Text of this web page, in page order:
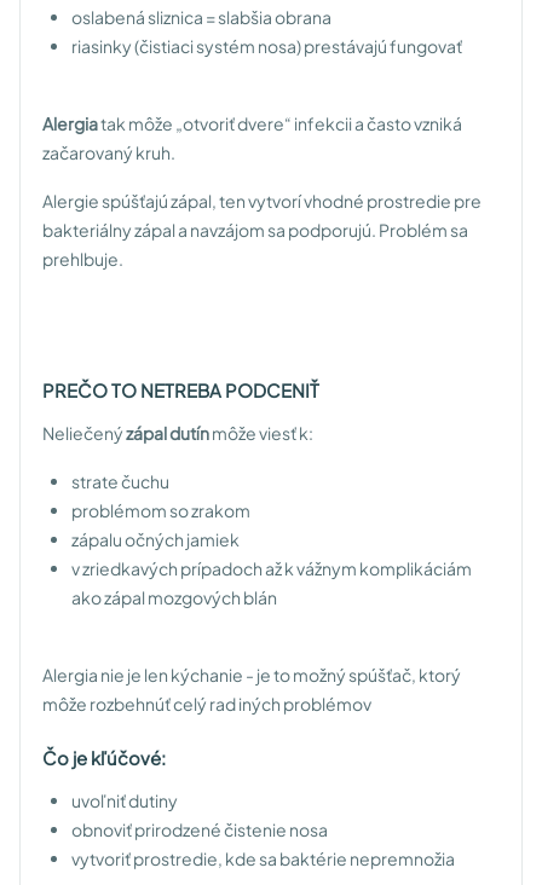
oslabená sliznica = slabšia obrana
riasinky (čistiaci systém nosa) prestávajú fungovať
Alergiatak môže „otvoriť dvere“ infekcii a často vzniká
začarovaný kruh.
Alergie spúšťajú zápal, ten vytvorí vhodné prostredie pre
bakteriálny zápal a navzájom sa podporujú. Problém sa
prehlbuje.
PREČO TO NETREBA PODCENIŤ
Neliečenýzápal dutínmôže viesť k:
strate čuchu
problémom so zrakom
zápalu očných jamiek
v zriedkavých prípadoch až k vážnym komplikáciám
ako zápal mozgových blán
Alergia nie je len kýchanie - je to možný spúšťač, ktorý
môže rozbehnúť celý rad iných problémov
Čo je kľúčové:
uvoľniť dutiny
obnoviť prirodzené čistenie nosa
vytvoriť prostredie, kde sa baktérie nepremnožia